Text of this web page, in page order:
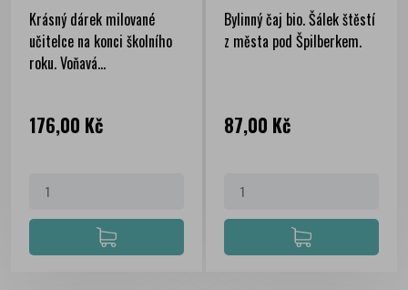
Krásný dárek milované
učitelce na konci školního
roku. Voňavá...
Cena
176,00 Kč
Bylinný čaj bio. Šálek štěstí
z města pod Špilberkem.
Cena
87,00 Kč